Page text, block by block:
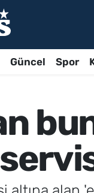
Güncel Spor